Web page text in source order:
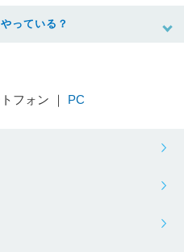
っている？
フォン ｜ PC